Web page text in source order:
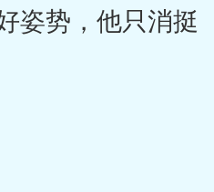
姿势，他只消挺